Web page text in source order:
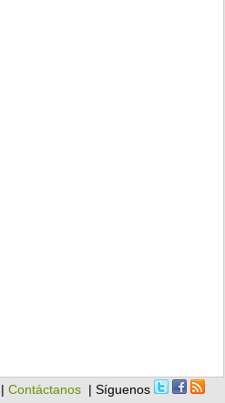
|Contáctanos | Síguenos